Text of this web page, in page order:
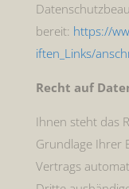
bereit: https://
iften_Links/
Recht auf
Ihnen steht das
Grundlage Ihrer
Vertrags